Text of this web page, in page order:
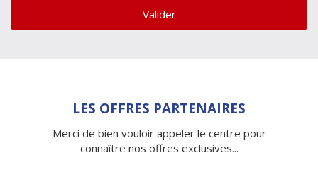
Valider
LES OFFRES PARTENAIRES
Merci de bien vouloir appeler le centre pour
connaître nos offres exclusives...